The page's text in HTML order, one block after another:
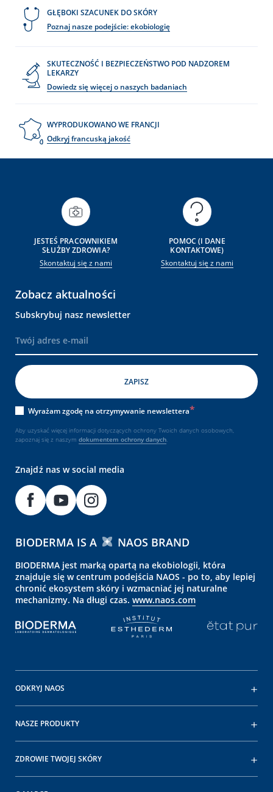
GŁĘBOKI SZACUNEK DO SKÓRY
Poznaj nasze podejście: ekobiologię
SKUTECZNOŚĆ I BEZPIECZEŃSTWO POD NADZOREM
LEKARZY
Dowiedz się więcej o naszych badaniach
WYPRODUKOWANO WE FRANCJI
Odkryj francuską jakość
JESTEŚ PRACOWNIKIEM
SŁUŻBY ZDROWIA?
Skontaktuj się z nami
POMOC (I DANE
KONTAKTOWE)
Skontaktuj się z nami
Zobacz aktualności
Subskrybuj nasz newsletter
Wyrażam zgodę na otrzymywanie newslettera
Aby uzyskać więcej informacji dotyczących ochrony Twoich danych osobowych,
zapoznaj się z naszym dokumentem ochrony danych.
Znajdź nas w social media
BIODERMA IS A NAOS BRAND
BIODERMA jest marką opartą na ekobiologii, która
znajduje się w centrum podejścia NAOS - po to, aby lepiej
chronić ekosystem skóry i wzmacniać jej naturalne
mechanizmy. Na długi czas. www.naos.com
ODKRYJ NAOS
NASZE PRODUKTY
ZDROWIE TWOJEJ SKÓRY